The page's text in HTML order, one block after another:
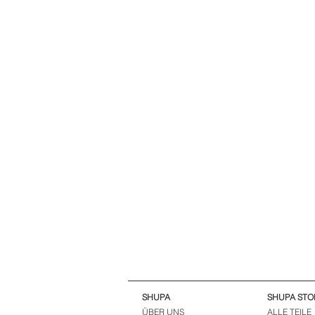
SHUPA
ÜBER UNS
SHUPA
ALLE TEILE